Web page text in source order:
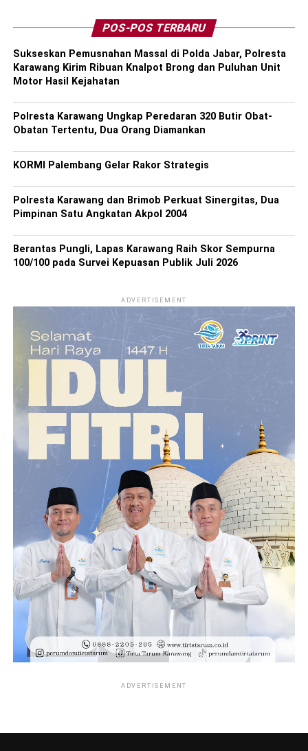
POS-POS TERBARU
Sukseskan Pemusnahan Massal di Polda Jabar, Polresta
Karawang Kirim Ribuan Knalpot Brong dan Puluhan Unit
Motor Hasil Kejahatan
Polresta Karawang Ungkap Peredaran 320 Butir Obat-
Obatan Tertentu, Dua Orang Diamankan
KORMI Palembang Gelar Rakor Strategis
Polresta Karawang dan Brimob Perkuat Sinergitas, Dua
Pimpinan Satu Angkatan Akpol 2004
Berantas Pungli, Lapas Karawang Raih Skor Sempurna
100/100 pada Survei Kepuasan Publik Juli 2026
ADVERTISEMENT
ADVERTISEMENT